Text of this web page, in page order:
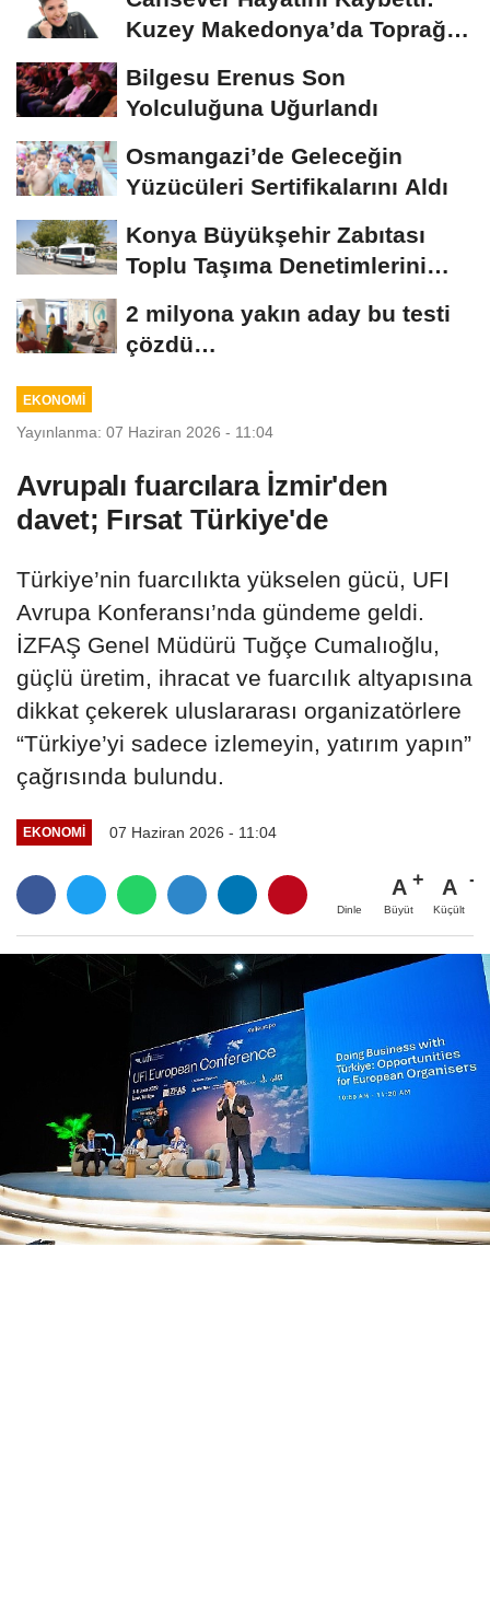
Kuzey Makedonya’da Toprağa
Bilgesu Erenus Son
Yolculuğuna Uğurlandı
Osmangazi’de Geleceğin
Yüzücüleri Sertifikalarını Aldı
Konya Büyükşehir Zabıtası
Toplu Taşıma Denetimlerini
2 milyona yakın aday bu testi
çözdü…
EKONOMİ
Yayınlanma: 07 Haziran 2026 - 11:04
Avrupalı fuarcılara İzmir'den
davet; Fırsat Türkiye'de
Türkiye’nin fuarcılıkta yükselen gücü, UFI
Avrupa Konferansı’nda gündeme geldi.
İZFAŞ Genel Müdürü Tuğçe Cumalıoğlu,
güçlü üretim, ihracat ve fuarcılık altyapısına
dikkat çekerek uluslararası organizatörlere
“Türkiye’yi sadece izlemeyin, yatırım yapın”
çağrısında bulundu.
EKONOMİ 07 Haziran 2026 - 11:04
Dinle
A
Büyüt
A
Küçült